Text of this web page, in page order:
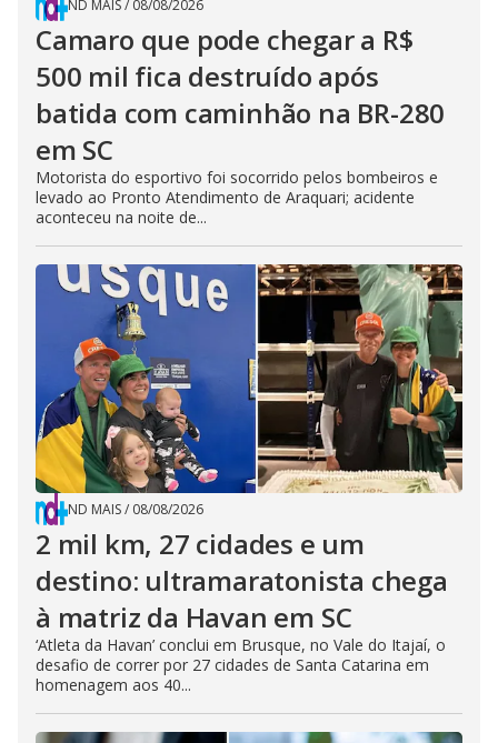
ND MAIS/ 08/08/2026
Camaro que pode chegar a R$
500 mil fica destruído após
batida com caminhão na BR-280
em SC
Motorista do esportivo foi socorrido pelos bombeiros e
levado ao Pronto Atendimento de Araquari; acidente
aconteceu na noite de...
ND MAIS/ 08/08/2026
2 mil km, 27 cidades e um
destino: ultramaratonista chega
à matriz da Havan em SC
‘Atleta da Havan’ conclui em Brusque, no Vale do Itajaí, o
desafio de correr por 27 cidades de Santa Catarina em
homenagem aos 40...